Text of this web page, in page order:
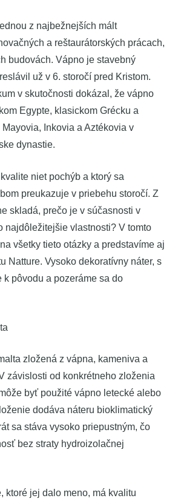
z najbežnejších mált
a reštaurátorských prácach,
budovách. Vápno je stavebný
už v 6. storočí pred Kristom.
v skutočnosti dokázal, že vápno
Egypte, klasickom Grécku a
Inkovia a Aztékovia v
dynastie.
niet pochýb a ktorý sa
preukazuje v priebehu storočí. Z
skladá, prečo je v súčasnosti v
najdôležitejšie vlastnosti? V tomto
všetky tieto otázky a predstavíme aj
Natture. Vysoko dekoratívny náter, s
k pôvodu a pozeráme sa do
zložená z vápna, kameniva a
závislosti od konkrétneho zloženia
byť použité vápno letecké alebo
dodáva náteru bioklimatický
sa stáva vysoko priepustným, čo
bez straty hydroizolačnej
ktoré jej dalo meno, má kvalitu